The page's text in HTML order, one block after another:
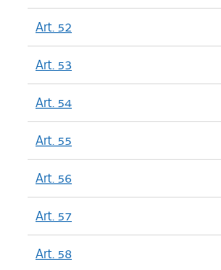
Art. 52
Art. 53
Art. 54
Art. 55
Art. 56
Art. 57
Art. 58